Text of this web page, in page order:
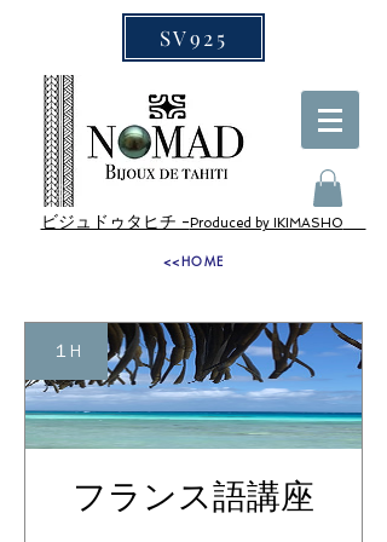
SV925
ビジュドゥタヒチ - Produced by IKIMASHO
<<HOME
１H
フランス語講座